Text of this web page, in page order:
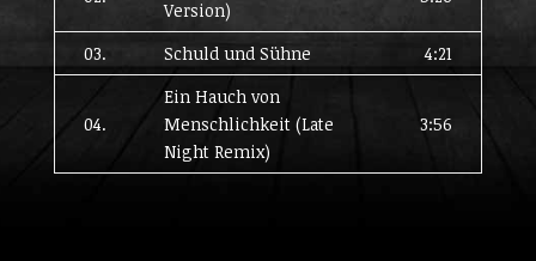
Version)
03. Schuld und Sühne 4:21
04.
Ein Hauch von
Menschlichkeit (Late
Night Remix)
3:56